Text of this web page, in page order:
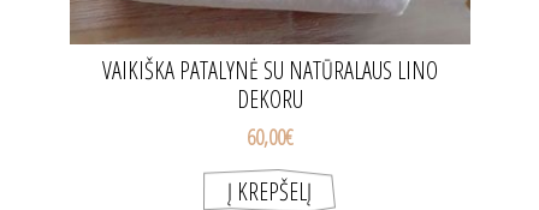
VAIKIŠKA PATALYNĖ SU NATŪRALAUS LINO
DEKORU
60,00€